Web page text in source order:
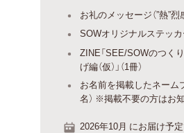
お礼のメッセージ（”熱”烈
SOWオリジナルステッカ
ZINE「SEE/SOWのつく
げ編（仮）」（1冊）
お名前を掲載したネーム
名） ※掲載不要の方はお
2026年10月 にお届け予定